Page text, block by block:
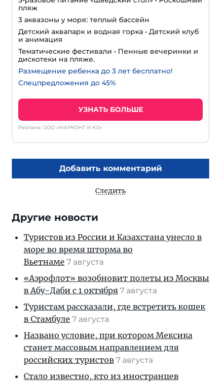
пляж
3 аквазоны у моря: теплый бассейн
Детский аквапарк и водная горка • Детский клуб
и анимация
Тематические фестивали • Пенные вечеринки и
дискотеки на пляже.
Размещение ребенка до 3 лет бесплатно!
Спецпредложения до 45%
УЗНАТЬ БОЛЬШЕ
Реклама: ООО «МАРКОНТ И КО»
Добавить комментарий
Следить
Другие новости
Туристов из России и Казахстана унесло в
море во время шторма во
Вьетнаме 7 августа
«Аэрофлот» возобновит полеты из Москвы
в Абу-Даби с 1 октября 7 августа
Туристам рассказали, где встретить кошек
в Стамбуле 7 августа
Названо условие, при котором Мексика
станет массовым направлением для
российских туристов 7 августа
Стало известно, кто из иностранцев